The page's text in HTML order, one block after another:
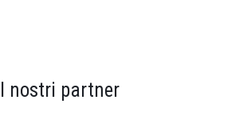
I nostri partner